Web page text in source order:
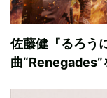
佐藤健『るろう
曲“Renegades”